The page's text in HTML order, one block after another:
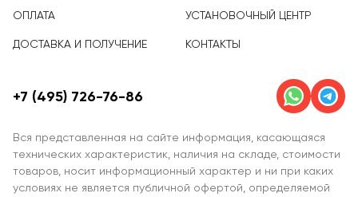
ОПЛАТА
ДОСТАВКА И ПОЛУЧЕНИЕ
УСТАНОВОЧНЫЙ ЦЕНТР
КОНТАКТЫ
Вся представленная на сайте информация, касающаяся
технических характеристик, наличия на складе, стоимости
товаров, носит информационный характер и ни при каких
условиях не является публичной офертой, определяемой
+7 (495) 726-76-86